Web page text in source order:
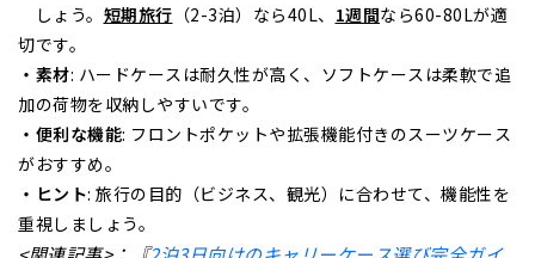
しょう。 短期旅行 （2-3泊）なら40L、 1週間なら60-80Lが適
切です。
・素材: ハードケースは耐久性が高く、ソフトケースは柔軟で追
加の荷物を収納しやすいです。
・便利な機能: フロントポケットや拡張機能付きのスーツケース
がおすすめ。
・ヒント: 旅行の目的（ビジネス、観光）に合わせて、機能性を
重視しましょう。